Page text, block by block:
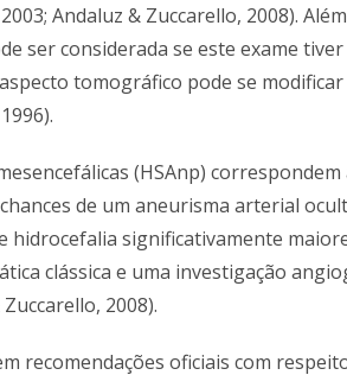
Andaluz & Zuccarello, 2008).
ser considerada se este exame
tomográfico pode se modificar
(HSAnp)
de um aneurisma arterial
significativamente
clássica e uma investigação
2008).
recomendações oficiais com